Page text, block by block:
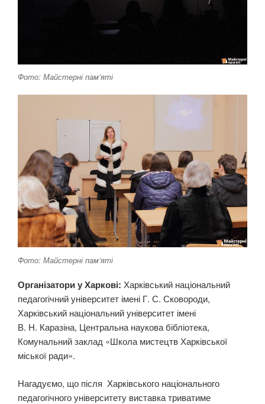
Фото: Майстерні пам’яті
Фото: Майстерні пам’яті
Організатори у Харкові: Харківський національний
педагогічний університет імені Г. С. Сковороди,
Харківський національний університет імені
В. Н. Каразіна, Центральна наукова бібліотека,
Комунальний заклад «Школа мистецтв Харківської
міської ради».
Нагадуємо, що після Харківського національного
педагогічного університету виставка триватиме